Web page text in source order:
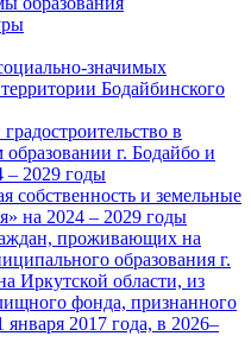
значимых
Бодайбинского
в
г. Бодайбо и
– 2029 годы
собственность и земельные
на 2024 – 2029 годы
проживающих на
образования г.
Иркутской области, из
фонда, признанного
января 2017 года, в 2026–